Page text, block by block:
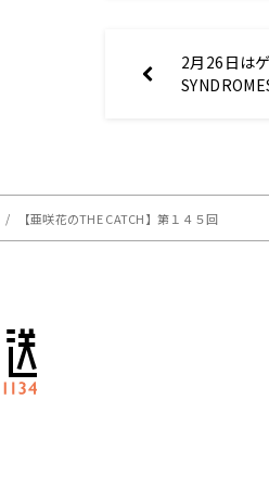
2月26日は
【亜咲花のTHE CATCH】第１４５回